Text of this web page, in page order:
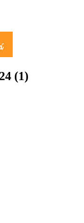
(1)